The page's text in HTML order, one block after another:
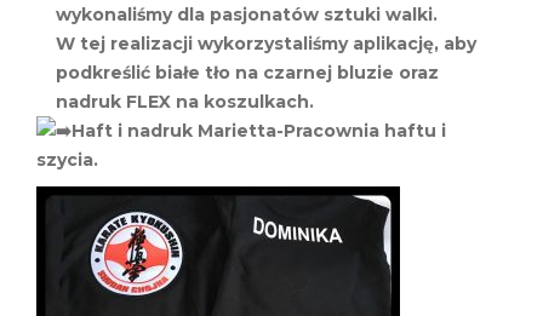
wykonaliśmy dla pasjonatów sztuki walki.
W tej realizacji wykorzystaliśmy aplikację, aby
podkreślić białe tło na czarnej bluzie oraz
nadruk FLEX na koszulkach.
Haft i nadruk Marietta-Pracownia haftu i
szycia.